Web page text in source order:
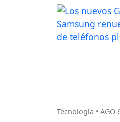
Tecnología • AGO